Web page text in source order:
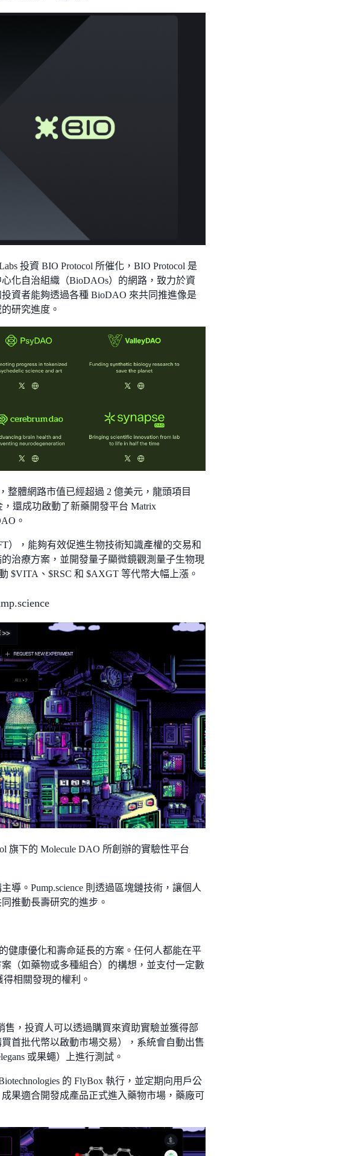
投資 BIO Protocol 所催化，BIO Protocol 是
化自治組織（BioDAOs）的網路，致力於資
資者能夠透過各種 BioDAO 來共同推進像是
研究進度。
整體網路市值已經超過 2 億美元，龍頭項目
還成功啟動了新藥開發平台 Matrix
。
），能夠有效促進生物技術知識產權的交易和
治療方案，並開發量子顯微鏡觀測量子生物現
$VITA、$RSC 和 $AXGT 等代幣大幅上漲。
旗下的 Molecule DAO 所創辦的實驗性平台
。Pump.science 則透過區塊鏈技術，讓個人
推動長壽研究的進步。
健康優化和壽命延長的方案。任何人都能在平
（如藥物或多種組合）的構想，並支付一定數
相關發現的權利。
售，投資人可以透過購買來資助實驗並獲得部
首批代幣以啟動市場交易），系統會自動出售
或果蠅）上進行測試。
的 FlyBox 執行，並定期向用戶公
果適合開發成產品正式進入藥物市場，藥廠可